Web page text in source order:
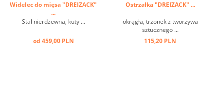
Widelec do mięsa "DREIZACK"
...
Stal nierdzewna, kuty ...
od 459,00 PLN
Ostrzałka "DREIZACK" ...
okrągła, trzonek z tworzywa
sztucznego ...
115,20 PLN